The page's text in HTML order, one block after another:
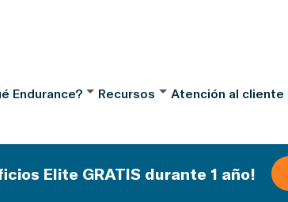
Endurance? Recursos Atención al cliente
Elite GRATIS durante 1 año!